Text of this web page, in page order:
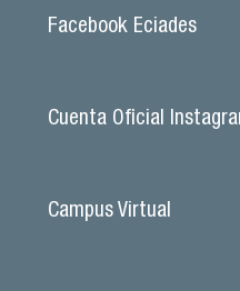
Facebook Eciades
Cuenta Oficial
Campus Virtual